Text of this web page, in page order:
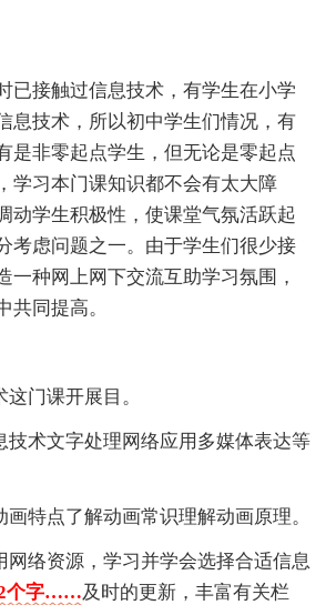
已接触过信息技术，有学生在小学
息技术，所以初中学生们情况，有
是非零起点学生，但无论是零起点
学习本门课知识都不会有太大障
动学生积极性，使课堂气氛活跃起
考虑问题之一。由于学生们很少接
一种网上网下交流互助学习氛围，
共同提高。
门课开展目。
技术文字处理网络应用多媒体表达等
画特点了解动画常识理解动画原理。
网络资源，学习并学会选择合适信息
个字……及时的更新，丰富有关栏